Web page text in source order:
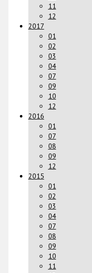
11
12
2017
01
02
03
04
07
09
10
12
2016
01
07
08
09
12
2015
01
02
03
04
07
08
09
10
11